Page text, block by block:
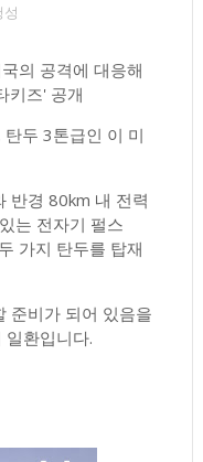
의 공격에 대응해
키즈' 공개
두 3톤급인 이 미
반경 80km 내 전력
는 전자기 펄스
가지 탄두를 탑재
준비가 되어 있음을
환입니다.